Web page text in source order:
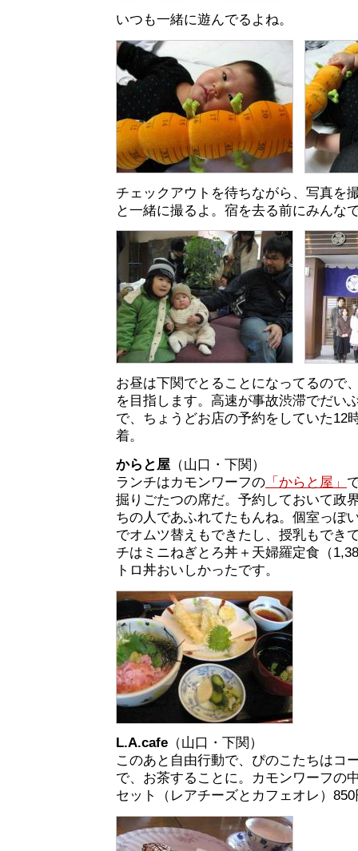
いつも一緒に遊んでるよね。
チェックアウトを待ちながら、写真を
と一緒に撮るよ。宿を去る前にみんな
お昼は下関でとることになってるので
を目指します。高速が事故渋滞でだい
で、ちょうどお店の予約をしていた12
着。
からと屋 （山口・下関）
ランチはカモンワーフの 「からと屋」
掘りごたつの席だ。予約しておいて政
ちの人であふれてたもんね。個室っぽ
でオムツ替えもできたし、授乳もでき
チはミニねぎとろ丼＋天婦羅定食（
トロ丼おいしかったです。
L.A.cafe （山口・下関）
このあと自由行動で、ぴのこたちはコ
で、お茶することに。カモンワーフの
セット（レアチーズとカフェオレ）